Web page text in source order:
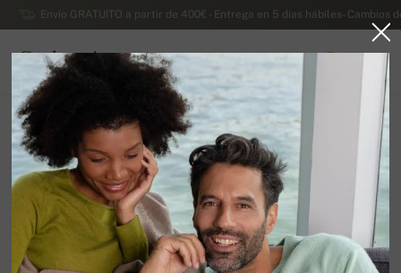
Envío GRATUITO a partir de 400€ - Entrega en 5 días hábiles- Cambios
Cachemira
ESPAÑA
Ir a la página principal
Lujosos jerseys de cachemira de caballero
Cachemira Duvet de caballero